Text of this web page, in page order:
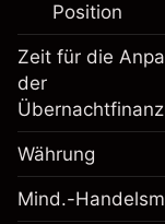
Gebühren aus
Position
Margin.
Zeit für die
der
Währung
Mind.-